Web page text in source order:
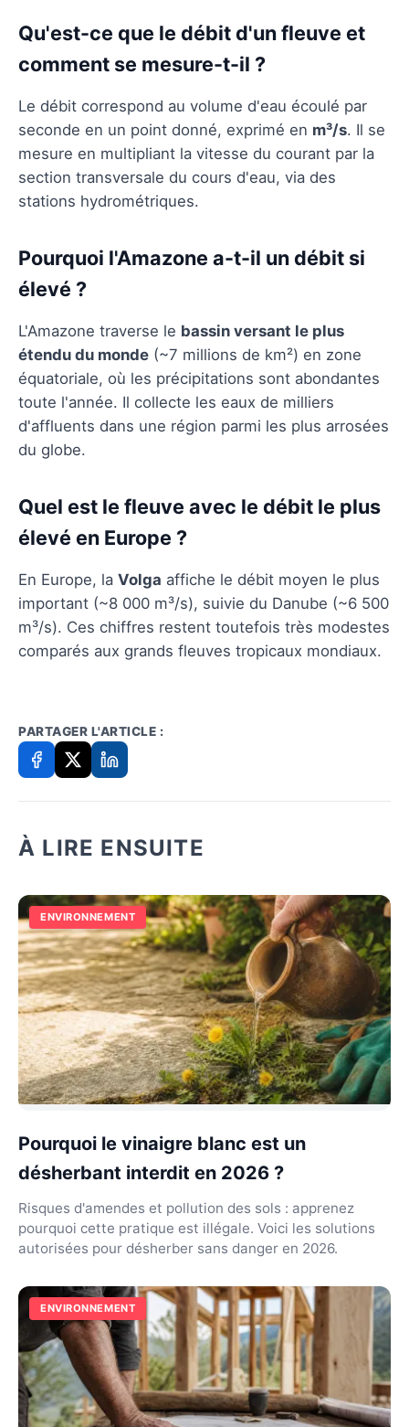
Qu'est-ce que le débit d'un fleuve et
comment se mesure-t-il ?
Le débit correspond au volume d'eau écoulé par
seconde en un point donné, exprimé en m³/s. Il se
mesure en multipliant la vitesse du courant par la
section transversale du cours d'eau, via des
stations hydrométriques.
Pourquoi l'Amazone a-t-il un débit si
élevé ?
L'Amazone traverse le bassin versant le plus
étendu du monde (~7 millions de km²) en zone
équatoriale, où les précipitations sont abondantes
toute l'année. Il collecte les eaux de milliers
d'affluents dans une région parmi les plus arrosées
du globe.
Quel est le fleuve avec le débit le plus
élevé en Europe ?
En Europe, la Volga affiche le débit moyen le plus
important (~8 000 m³/s), suivie du Danube (~6 500
m³/s). Ces chiffres restent toutefois très modestes
comparés aux grands fleuves tropicaux mondiaux.
PARTAGER L'ARTICLE :
À LIRE ENSUITE
ENVIRONNEMENT
Pourquoi le vinaigre blanc est un
désherbant interdit en 2026 ?
Risques d'amendes et pollution des sols : apprenez
pourquoi cette pratique est illégale. Voici les solutions
autorisées pour désherber sans danger en 2026.
ENVIRONNEMENT